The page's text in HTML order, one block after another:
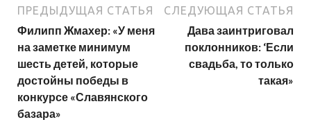
ПРЕДЫДУЩАЯ СТАТЬЯ
Филипп Жмахер: «У меня
на заметке минимум
шесть детей, которые
достойны победы в
конкурсе «Славянского
базара»
СЛЕДУЮЩАЯ СТАТЬЯ
Дава заинтриговал
поклонников: ‘Если
свадьба, то только
такая»